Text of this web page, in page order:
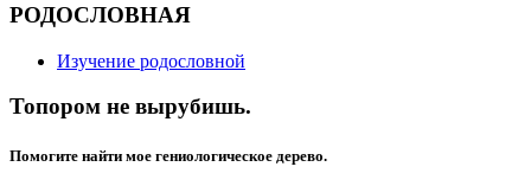
РОДОСЛОВНАЯ
Изучение родословной
Топором не вырубишь.
Помогите найти мое гениологическое дерево.